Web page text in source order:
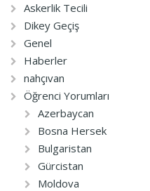
Askerlik Tecili
Dikey Geçiş
Genel
Haberler
nahçıvan
Öğrenci Yorumları
Azerbaycan
Bosna Hersek
Bulgaristan
Gürcistan
Moldova